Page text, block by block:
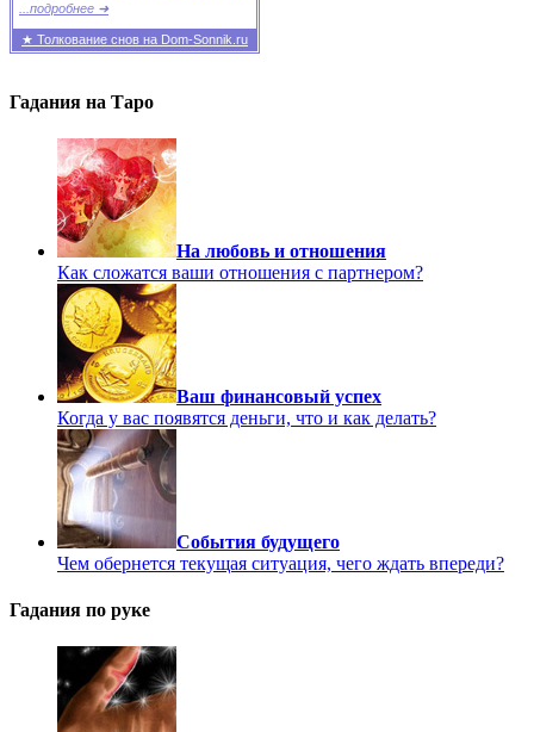
...подробнее ➜
★ Толкование снов на Dom-Sonnik.ru
Гадания на Таро
На любовь и отношения
Как сложатся ваши отношения с партнером?
Ваш финансовый успех
Когда у вас появятся деньги, что и как делать?
События будущего
Чем обернется текущая ситуация, чего ждать впереди?
Гадания по руке